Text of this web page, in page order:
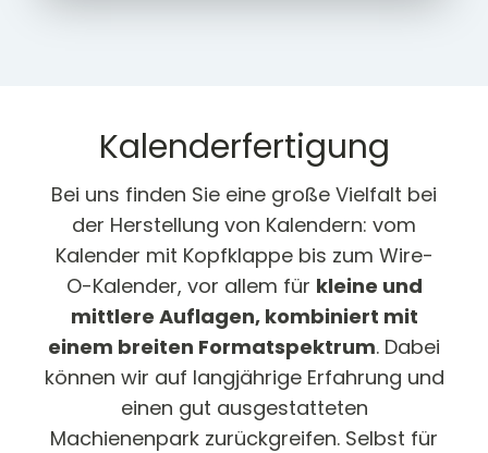
Kalenderfertigung
Bei uns finden Sie eine große Vielfalt bei
der Herstellung von Kalendern: vom
Kalender mit Kopfklappe bis zum Wire-
O-Kalender, vor allem für kleine und
mittlere Auflagen, kombiniert mit
einem breiten Formatspektrum. Dabei
können wir auf langjährige Erfahrung und
einen gut ausgestatteten
Machienenpark zurückgreifen. Selbst für